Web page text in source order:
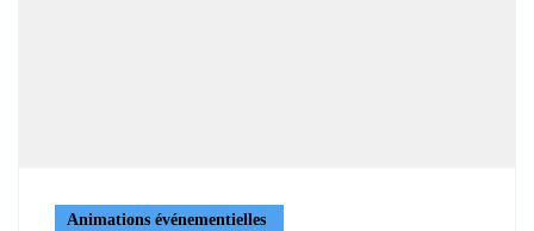
Animations événementielles